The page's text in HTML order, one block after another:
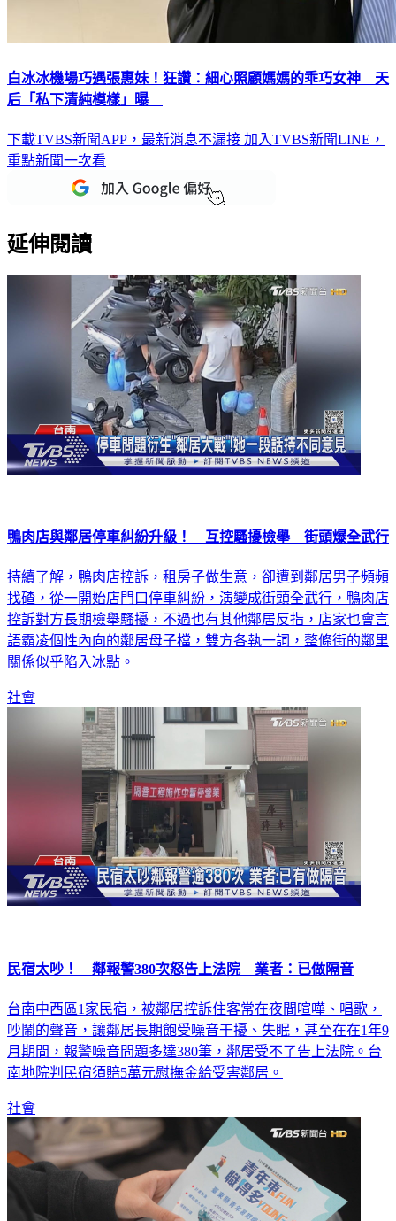
白冰冰機場巧遇張惠妹！狂讚：細心照顧媽媽的乖巧女神 天
后「私下清純模樣」曝
下載TVBS新聞APP，最新消息不漏接 加入TVBS新聞LINE，
重點新聞一次看
延伸閱讀
鴨肉店與鄰居停車糾紛升級！ 互控騷擾檢舉 街頭爆全武行
持續了解，鴨肉店控訴，租房子做生意，卻遭到鄰居男子頻頻
找碴，從一開始店門口停車糾紛，演變成街頭全武行，鴨肉店
控訴對方長期檢舉騷擾，不過也有其他鄰居反指，店家也會言
語霸凌個性內向的鄰居母子檔，雙方各執一詞，整條街的鄰里
關係似乎陷入冰點。
社會
民宿太吵！ 鄰報警380次怒告上法院 業者：已做隔音
台南中西區1家民宿，被鄰居控訴住客常在夜間喧嘩、唱歌，
吵鬧的聲音，讓鄰居長期飽受噪音干擾、失眠，甚至在在1年9
月期間，報警噪音問題多達380筆，鄰居受不了告上法院。台
南地院判民宿須賠5萬元慰撫金給受害鄰居。
社會